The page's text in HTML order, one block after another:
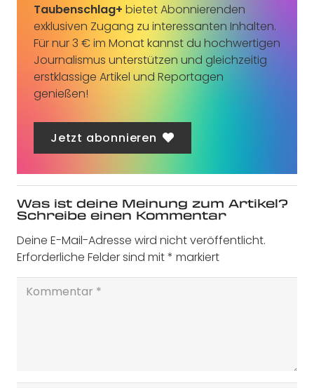
Taubenschlag+ bietet Abonnierenden
exklusiven Zugang zu interessanten Inhalten.
Für nur 3 € im Monat kannst du hochwertigen
Journalismus unterstützen und gleichzeitig
erstklassige Artikel und Reportagen
genießen!
Jetzt abonnieren
Was ist deine Meinung zum Artikel?
Schreibe einen Kommentar
Deine E-Mail-Adresse wird nicht veröffentlicht.
Erforderliche Felder sind mit* markiert